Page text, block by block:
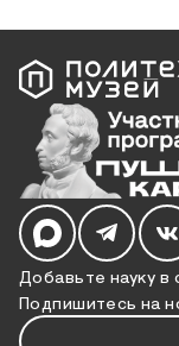
Добавьте науку в
Подпишитесь на
Мы в